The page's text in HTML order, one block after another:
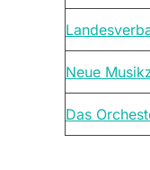
Neue
Das